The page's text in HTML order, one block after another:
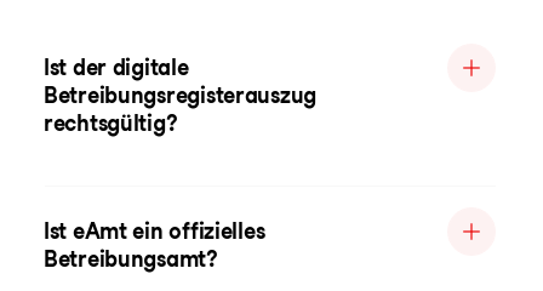
Ist der digitale
Betreibungsregisterauszug
rechtsgültig?
Ist eAmt ein offizielles
Betreibungsamt?